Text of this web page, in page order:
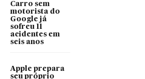
Carro sem
motorista do
Google já
sofreu 11
acidentes em
seis anos
Apple prepara
seu próprio